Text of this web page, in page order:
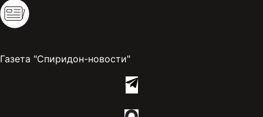
Газета "Спиридон-новости"